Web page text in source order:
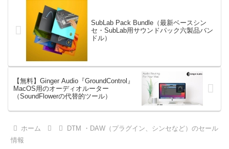
SubLab Pack Bundle（最新ベースシン
セ・SubLab用サウンドパック六製品バン
ドル）
【無料】Ginger Audio『GroundControl』
MacOS用のオーディオルーター
（SoundFlowerの代替的ツール）
ホーム
DTM ・DAW（プラグイン、シンセなど）のセール
情報